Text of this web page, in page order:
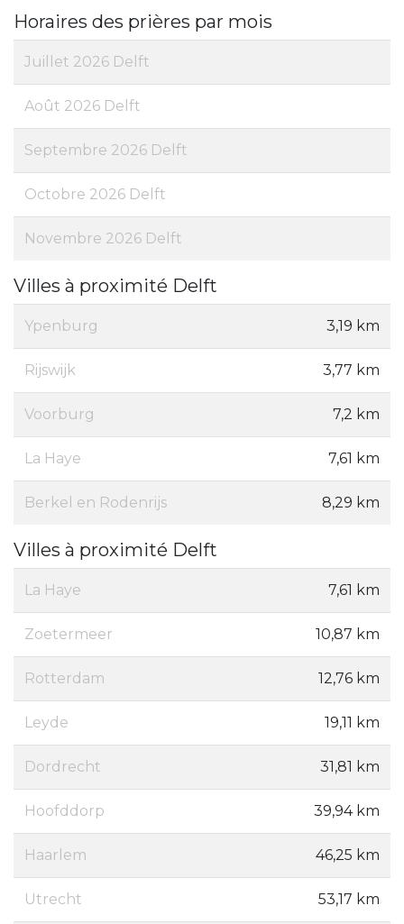
Horaires des prières par mois
Juillet 2026 Delft
Août 2026 Delft
Septembre 2026 Delft
Octobre 2026 Delft
Novembre 2026 Delft
Villes à proximité Delft
Ypenburg 3,19 km
Rijswijk 3,77 km
Voorburg 7,2 km
La Haye 7,61 km
Berkel en Rodenrijs 8,29 km
Villes à proximité Delft
La Haye 7,61 km
Zoetermeer 10,87 km
Rotterdam 12,76 km
Leyde 19,11 km
Dordrecht 31,81 km
Hoofddorp 39,94 km
Haarlem 46,25 km
Utrecht 53,17 km